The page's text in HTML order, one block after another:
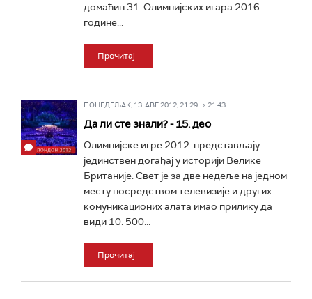
дoмaћин 31. Oлимпиjских игaрa 2016.
гoдинe...
Прочитај
ПОНЕДЕЉАК, 13. АВГ 2012, 21:29 -> 21:43
Да ли сте знали? - 15. део
Олимпијске игре 2012. представљају
јединствен догађај у историји Велике
Британије. Свет је за две недеље на једном
месту посредством телевизије и других
комуникационих алата имао прилику да
види 10. 500...
Прочитај